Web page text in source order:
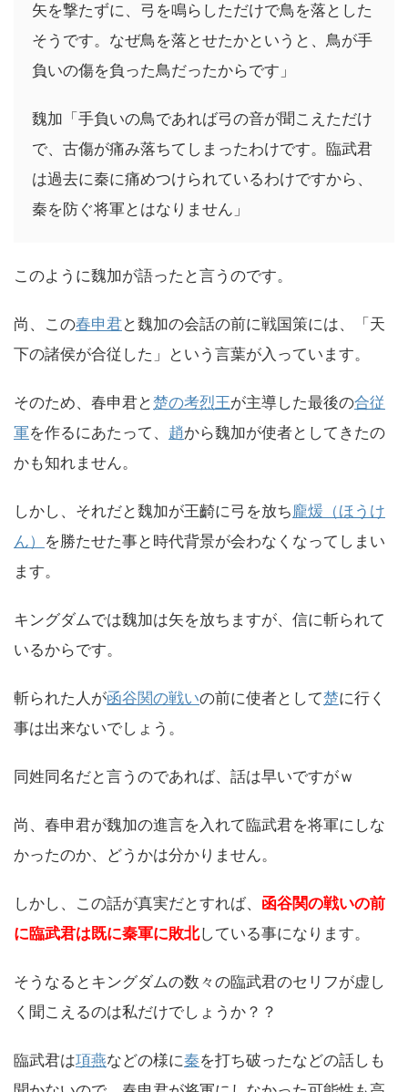
矢を撃たずに、弓を鳴らしただけで鳥を落とした
そうです。なぜ鳥を落とせたかというと、鳥が手
負いの傷を負った鳥だったからです」
魏加「手負いの鳥であれば弓の音が聞こえただけ
で、古傷が痛み落ちてしまったわけです。臨武君
は過去に秦に痛めつけられているわけですから、
秦を防ぐ将軍とはなりません」
このように魏加が語ったと言うのです。
尚、この春申君と魏加の会話の前に戦国策には、「天
下の諸侯が合従した」という言葉が入っています。
そのため、春申君と楚の考烈王が主導した最後の合従
軍を作るにあたって、 趙から魏加が使者としてきたの
かも知れません。
しかし、それだと魏加が王齮に弓を放ち龐煖（ほうけ
ん） を勝たせた事と時代背景が会わなくなってしまい
ます。
キングダムでは魏加は矢を放ちますが、信に斬られて
いるからです。
斬られた人が函谷関の戦いの前に使者として楚に行く
事は出来ないでしょう。
同姓同名だと言うのであれば、話は早いですがｗ
尚、春申君が魏加の進言を入れて臨武君を将軍にしな
かったのか、どうかは分かりません。
しかし、この話が真実だとすれば、 函谷関の戦いの前
に臨武君は既に秦軍に敗北している事になります。
そうなるとキングダムの数々の臨武君のセリフが虚し
く聞こえるのは私だけでしょうか？？
臨武君は項燕などの様に秦を打ち破ったなどの話しも